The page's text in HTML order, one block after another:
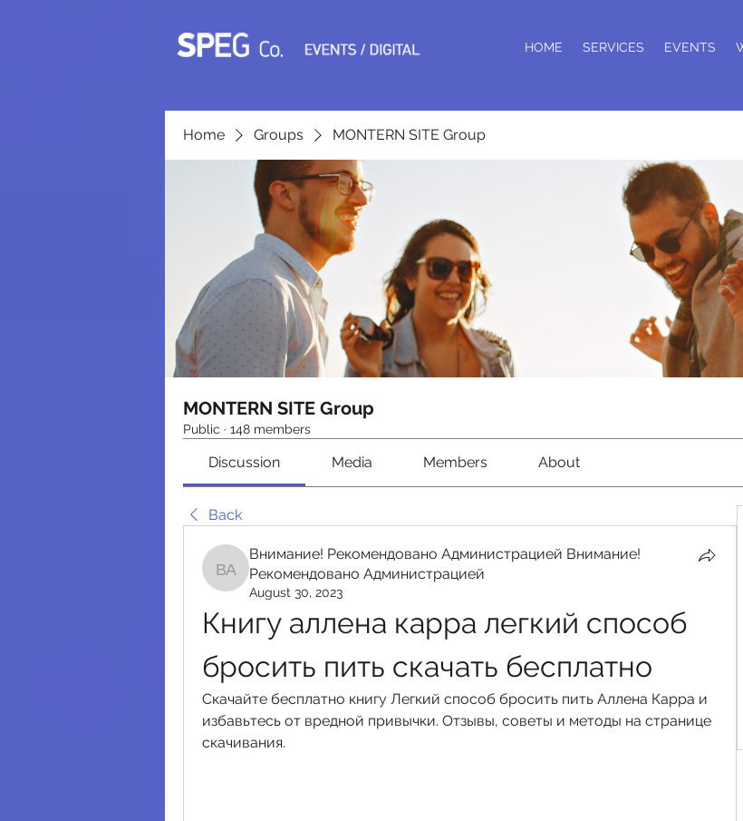
HOME SERVICES EVENTS
Home Groups MONTERN SITE Group
MONTERN SITE Group
Public · 148 members
Discussion Media Members About
Back
Внимание! Рекомендовано Администрацией Внимание!
Внимание! Рекомендовано Администрацией Внимание!
Рекомендовано Администрацией
August 30, 2023
Книгу аллена карра легкий способ
бросить пить скачать бесплатно
Скачайте бесплатно книгу Легкий способ бросить пить Аллена Карра и
избавьтесь от вредной привычки. Отзывы, советы и методы на странице
скачивания.